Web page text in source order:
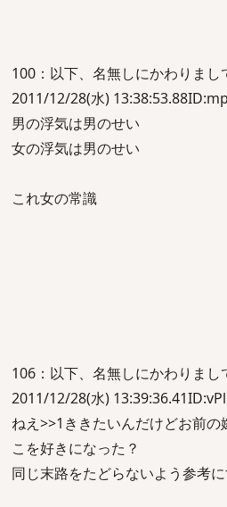
100：以下、名無しにかわりまし
2011/12/28(水)
男の浮気は男のせい
女の浮気は男のせい
これ女の常識
106：以下、名無しにかわりまし
2011/12/28(水)
ねえ>>1ききたいんだけどお前
こを好きになった？
同じ末路をたどらないよう参考